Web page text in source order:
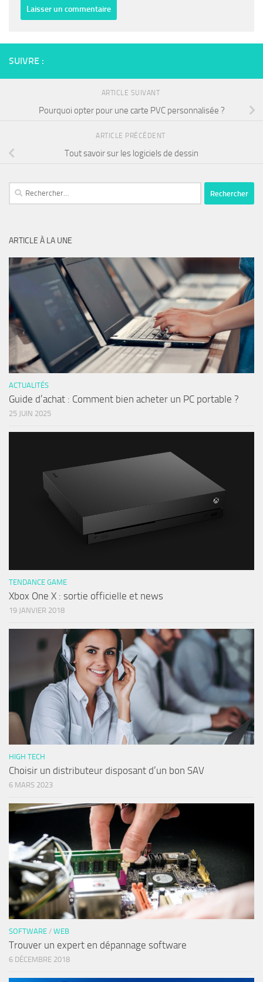
SUIVRE :
ARTICLE SUIVANT
Pourquoi opter pour une carte PVC personnalisée ?
ARTICLE PRÉCÉDENT
Tout savoir sur les logiciels de dessin
Rechercher :
ARTICLE À LA UNE
ACTUALITÉS
Guide d’achat : Comment bien acheter un PC portable ?
25 JUIN 2025
TENDANCE GAME
Xbox One X : sortie officielle et news
19 JANVIER 2018
HIGH TECH
Choisir un distributeur disposant d’un bon SAV
6 MARS 2023
SOFTWARE / WEB
Trouver un expert en dépannage software
6 DÉCEMBRE 2018